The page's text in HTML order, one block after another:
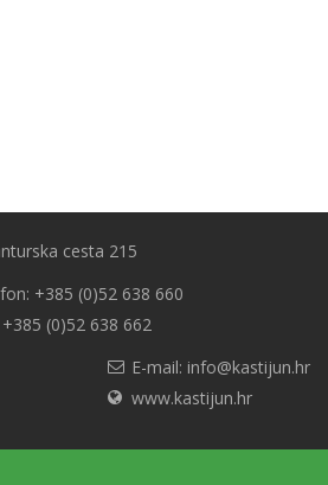
cesta 215
+385 (0)52 638 660
+385 (0)52 638 662
E-mail: info@kastijun.hr
www.kastijun.hr